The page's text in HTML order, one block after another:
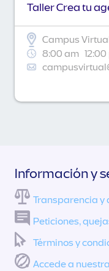
Taller Crea tu
Campus
8:00 am
Información y
Transparencia y
Peticiones,
Términos y
Accede a